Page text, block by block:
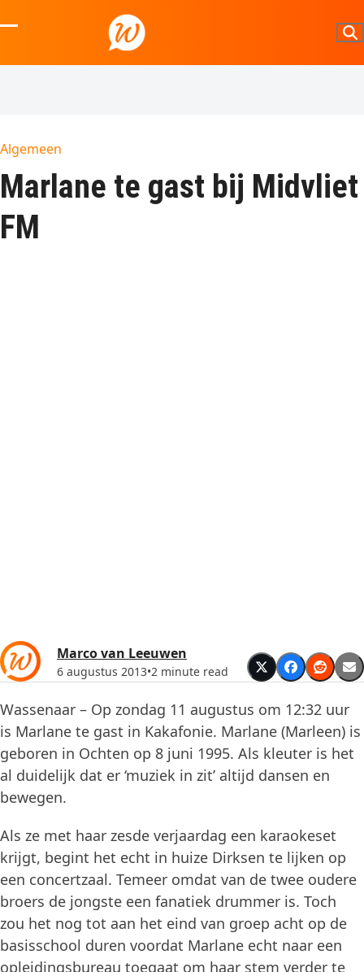
to
mobile
mobile
Algemeen
Marlane te gast bij Midvliet
FM
Marco van Leeuwen
6 augustus 2013•2 minute read
Wassenaar – Op zondag 11 augustus om 12:32 uur
is Marlane te gast in Kakafonie. Marlane (Marleen) is
geboren in Ochten op 8 juni 1995. Als kleuter is het
al duidelijk dat er ‘muziek in zit’ altijd dansen en
bewegen.
Als ze met haar zesde verjaardag een karaokeset
krijgt, begint het echt in huize Dirksen te lijken op
een concertzaal. Temeer omdat van de twee oudere
broers de jongste een fanatiek drummer is. Toch
zou het nog tot aan het eind van groep acht op de
basisschool duren voordat Marlane echt naar een
opleidingsbureau toegaat om haar stem verder te